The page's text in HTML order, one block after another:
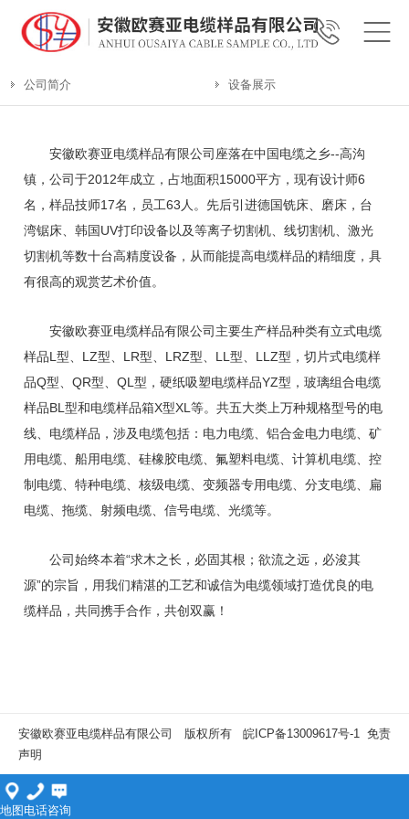
公司简介 设备展示
安徽欧赛亚电缆样品有限公司座落在中国电缆之乡--高沟
镇，公司于2012年成立，占地面积15000平方，现有设计师6
名，样品技师17名，员工63人。先后引进德国铣床、磨床，台
湾锯床、韩国UV打印设备以及等离子切割机、线切割机、激光
切割机等数十台高精度设备，从而能提高电缆样品的精细度，具
有很高的观赏艺术价值。
安徽欧赛亚电缆样品有限公司主要生产样品种类有立式电缆
样品L型、LZ型、LR型、LRZ型、LL型、LLZ型，切片式电缆样
品Q型、QR型、QL型，硬纸吸塑电缆样品YZ型，玻璃组合电缆
样品BL型和电缆样品箱X型XL等。共五大类上万种规格型号的电
线、电缆样品，涉及电缆包括：电力电缆、铝合金电力电缆、矿
用电缆、船用电缆、硅橡胶电缆、氟塑料电缆、计算机电缆、控
制电缆、特种电缆、核级电缆、变频器专用电缆、分支电缆、扁
电缆、拖缆、射频电缆、信号电缆、光缆等。
公司始终本着“求木之长，必固其根；欲流之远，必浚其
源”的宗旨，用我们精湛的工艺和诚信为电缆领域打造优良的电
缆样品，共同携手合作，共创双赢！
安徽欧赛亚电缆样品有限公司 版权所有 皖ICP备13009617号-1 免责
声明
地图 电话咨询